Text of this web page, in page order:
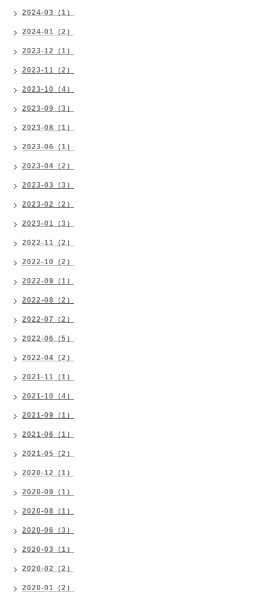
2024-03（1）
2024-01（2）
2023-12（1）
2023-11（2）
2023-10（4）
2023-09（3）
2023-08（1）
2023-06（1）
2023-04（2）
2023-03（3）
2023-02（2）
2023-01（3）
2022-11（2）
2022-10（2）
2022-09（1）
2022-08（2）
2022-07（2）
2022-06（5）
2022-04（2）
2021-11（1）
2021-10（4）
2021-09（1）
2021-06（1）
2021-05（2）
2020-12（1）
2020-09（1）
2020-08（1）
2020-06（3）
2020-03（1）
2020-02（2）
2020-01（2）